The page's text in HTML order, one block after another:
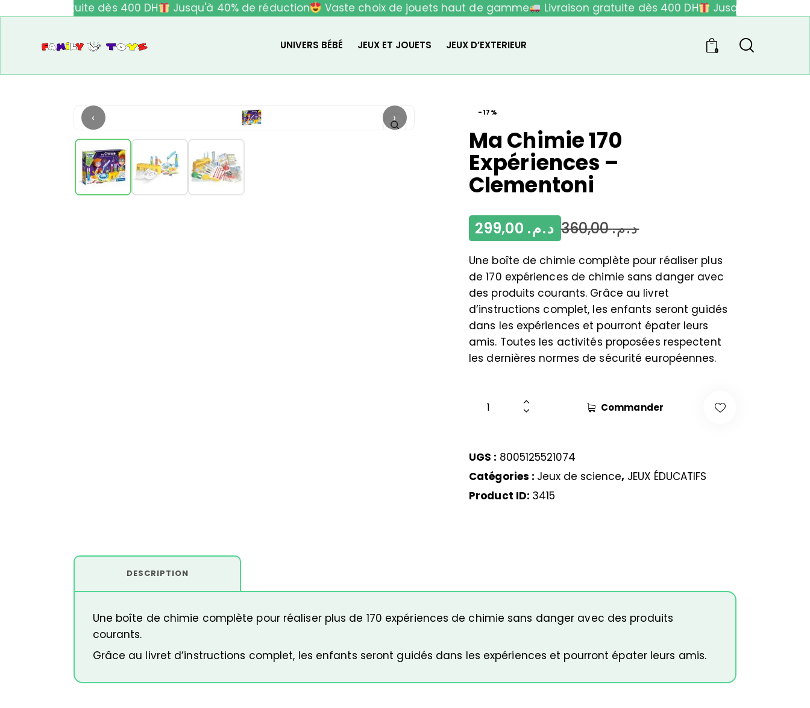
gratuite dès 400 DH Jusqu'à 40% de réduction Vaste choix de jouets haut de gamme Livraison gratuite dès 400 DH Jusqu'à 40% de
UNIVERS BÉBÉ JEUX ET JOUETS JEUX D’EXTERIEUR 0
‹ › -17%
Ma Chimie 170
Expériences –
Clementoni
د.م.360,00 د.م.
Une boîte de chimie complète pour réaliser plus
de 170 expériences de chimie sans danger avec
des produits courants. Grâce au livret
d’instructions complet, les enfants seront guidés
dans les expériences et pourront épater leurs
amis. Toutes les activités proposées respectent
les dernières normes de sécurité européennes.
Commander
UGS : 8005125521074
Catégories : Jeux de science, JEUX ÉDUCATIFS
Product ID: 3415
DESCRIPTION
Une boîte de chimie complète pour réaliser plus de 170 expériences de chimie sans danger avec des produits
courants.
Grâce au livret d’instructions complet, les enfants seront guidés dans les expériences et pourront épater leurs amis.